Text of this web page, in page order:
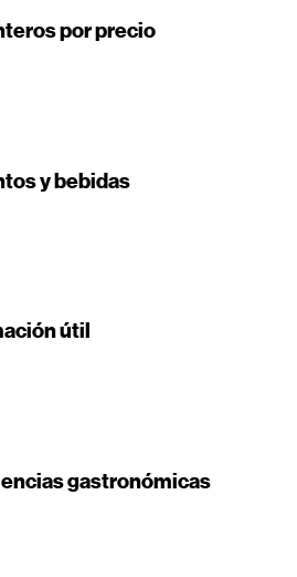
por precio
y bebidas
útil
gastronómicas